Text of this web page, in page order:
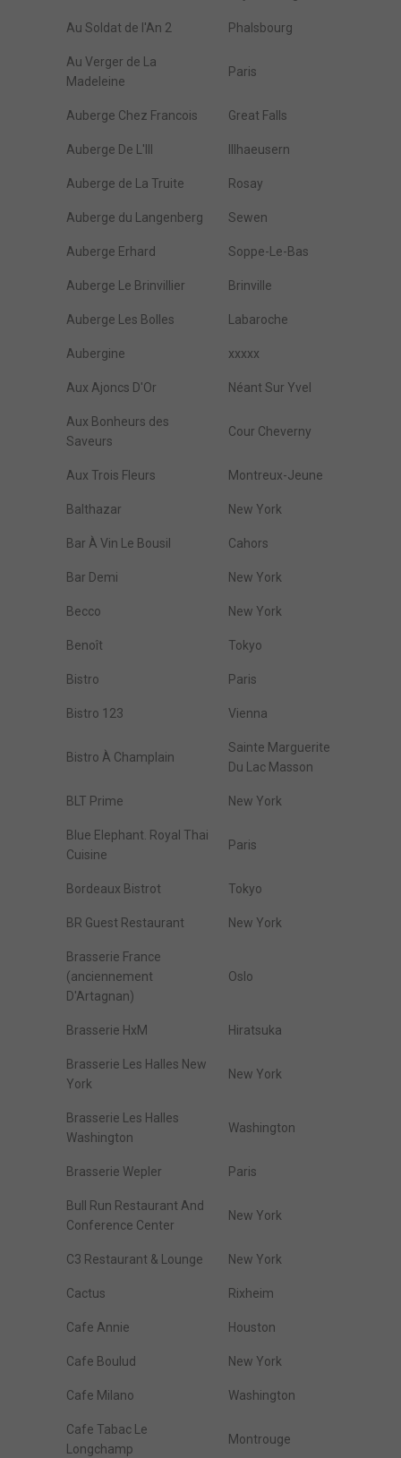
Au Soldat de l'An 2 Phalsbourg
Au Verger de La
Madeleine
Paris
Auberge Chez Francois Great Falls
Auberge De L'Ill Illhaeusern
Auberge de La Truite Rosay
Auberge du Langenberg Sewen
Auberge Erhard Soppe-Le-Bas
Auberge Le Brinvillier Brinville
Auberge Les Bolles Labaroche
Aubergine xxxxx
Aux Ajoncs D'Or Néant Sur Yvel
Aux Bonheurs des
Saveurs
Cour Cheverny
Aux Trois Fleurs Montreux-Jeune
Balthazar New York
Bar À Vin Le Bousil Cahors
Bar Demi New York
Becco New York
Benoît Tokyo
Bistro Paris
Bistro 123 Vienna
Bistro À Champlain
Sainte Marguerite
Du Lac Masson
BLT Prime New York
Blue Elephant. Royal Thai
Cuisine
Paris
Bordeaux Bistrot Tokyo
BR Guest Restaurant New York
Brasserie France
(anciennement
D'Artagnan)
Oslo
Brasserie HxM Hiratsuka
Brasserie Les Halles New
York
New York
Brasserie Les Halles
Washington
Washington
Brasserie Wepler Paris
Bull Run Restaurant And
Conference Center
New York
C3 Restaurant & Lounge New York
Cactus Rixheim
Cafe Annie Houston
Cafe Boulud New York
Cafe Milano Washington
Cafe Tabac Le
Longchamp
Montrouge